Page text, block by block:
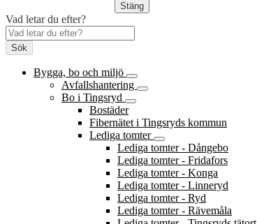
Stäng
Vad letar du efter?
Sök
Bygga, bo och miljö
Avfallshantering
Bo i Tingsryd
Bostäder
Fibernätet i Tingsryds kommun
Lediga tomter
Lediga tomter - Dångebo
Lediga tomter - Fridafors
Lediga tomter - Konga
Lediga tomter - Linneryd
Lediga tomter - Ryd
Lediga tomter - Rävemåla